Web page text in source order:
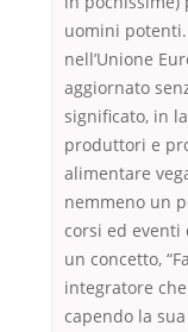
uomini
nell’Unione
aggiornato
significato, in
produttori e
alimentare
nemmeno un
corsi ed eventi
un concetto,
integratore
capendo la